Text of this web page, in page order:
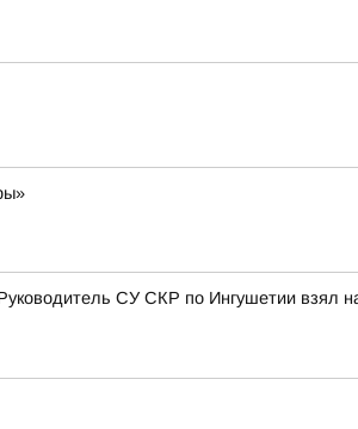
СУ СКР по Ингушетии взял